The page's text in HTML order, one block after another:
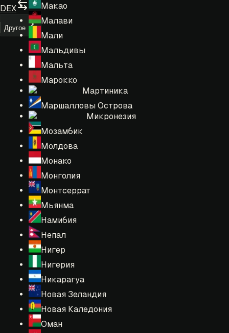
Макао
Малави
Мали
Мальдивы
Мальта
Марокко
Мартиника
Маршалловы Острова
Микронезия
Мозамбик
Молдова
Монако
Монголия
Монтсеррат
Мьянма
Намибия
Непал
Нигер
Нигерия
Никарагуа
Новая Зеландия
Новая Каледония
Оман
DEX
Другое